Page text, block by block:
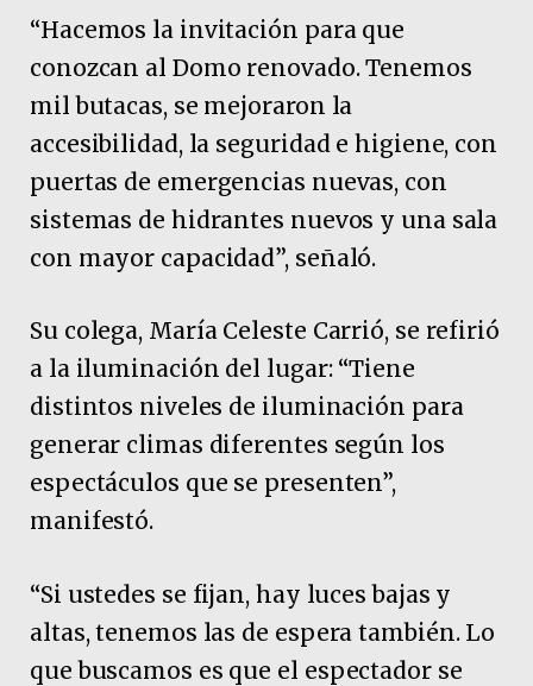
“Hacemos la invitación para que
conozcan al Domo renovado. Tenemos
mil butacas, se mejoraron la
accesibilidad, la seguridad e higiene, con
puertas de emergencias nuevas, con
sistemas de hidrantes nuevos y una sala
con mayor capacidad”, señaló.
Su colega, María Celeste Carrió, se refirió
a la iluminación del lugar: “Tiene
distintos niveles de iluminación para
generar climas diferentes según los
espectáculos que se presenten”,
manifestó.
“Si ustedes se fijan, hay luces bajas y
altas, tenemos las de espera también. Lo
que buscamos es que el espectador se